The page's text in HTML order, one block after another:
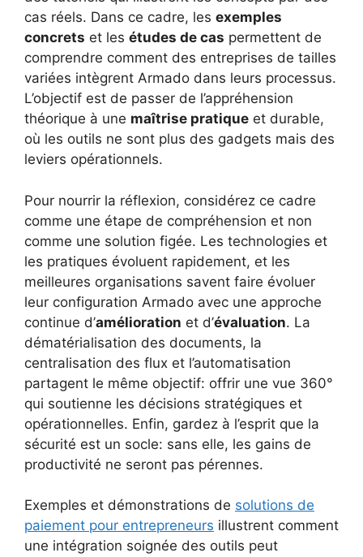
cas réels. Dans ce cadre, les exemples
concrets et les études de cas permettent de
comprendre comment des entreprises de tailles
variées intègrent Armado dans leurs processus.
L’objectif est de passer de l’appréhension
théorique à une maîtrise pratique et durable,
où les outils ne sont plus des gadgets mais des
leviers opérationnels.
Pour nourrir la réflexion, considérez ce cadre
comme une étape de compréhension et non
comme une solution figée. Les technologies et
les pratiques évoluent rapidement, et les
meilleures organisations savent faire évoluer
leur configuration Armado avec une approche
continue d’amélioration et d’évaluation. La
dématérialisation des documents, la
centralisation des flux et l’automatisation
partagent le même objectif: offrir une vue 360°
qui soutienne les décisions stratégiques et
opérationnelles. Enfin, gardez à l’esprit que la
sécurité est un socle: sans elle, les gains de
productivité ne seront pas pérennes.
Exemples et démonstrations de solutions de
paiement pour entrepreneurs illustrent comment
une intégration soignée des outils peut